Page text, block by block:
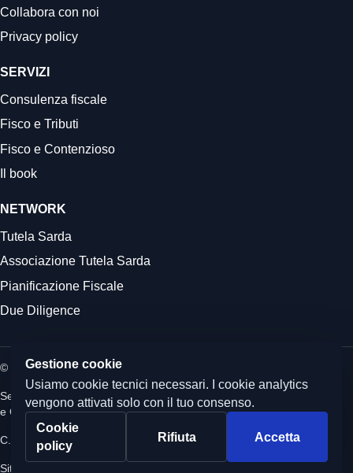
Collabora con noi
Privacy policy
SERVIZI
Consulenza fiscale
Fisco e Tributi
Fisco e Contenzioso
Il book
NETWORK
Tutela Sarda
Associazione Tutela Sarda
Pianificazione Fiscale
Due Diligence
© 2026 Commercialista.it
Sede legale: Via Boezio 4c, Roma - Sedi operative: Albano Laziale
e Quartu Sant'Elena
C.F. e P.IVA 12059071006 - Capitale sociale i.v. 10.000 euro
Sito realizzato da
Gestione cookie
Usiamo cookie tecnici necessari. I cookie analytics
vengono attivati solo con il tuo consenso.
Cookie
policy
Rifiuta Accetta